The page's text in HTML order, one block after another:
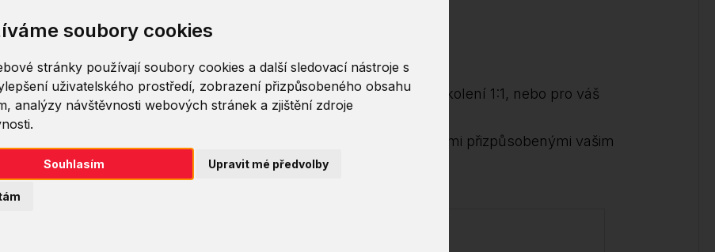
soubory cookies
stránky používají soubory cookies a další sledovací nástroje s
uživatelského prostředí, zobrazení přizpůsobeného obsahu
analýzy návštěvnosti webových stránek a zjištění zdroje
Souhlasím Upravit mé předvolby
Tento kurz lze uspořádat na míru – ať už jako individuální školení 1:1, nebo pro váš
Stačí nám zanechat kontakt a my se vám ozveme s možnostmi přizpůsobenými vašim
potřebám.